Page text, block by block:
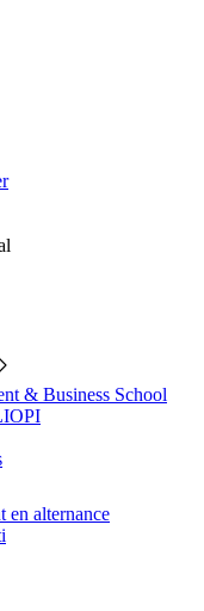
& Business School
en alternance